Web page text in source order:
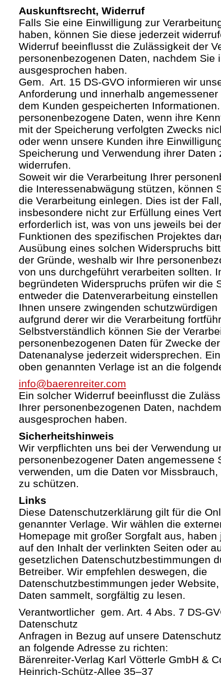
Auskunftsrecht, Widerruf
Falls Sie eine Einwilligung zur
haben, können Sie diese jederzeit
Widerruf beeinflusst die Zulässigkeit der
personenbezogenen Daten, nachdem Sie
ausgesprochen haben.
Gem. Art. 15 DS-GVO informieren wir
Anforderung und innerhalb
dem Kunden gespeicherten
personenbezogene Daten, wenn ihre
mit der Speicherung verfolgten Zwecks
oder wenn unsere Kunden ihre
Speicherung und Verwendung ihrer Daten
widerrufen.
Soweit wir die Verarbeitung Ihrer
die Interessenabwägung stützen, können
die Verarbeitung einlegen. Dies ist der
insbesondere nicht zur Erfüllung eines
erforderlich ist, was von uns jeweils bei
Funktionen des spezifischen Projektes
Ausübung eines solchen Widerspruchs
der Gründe, weshalb wir Ihre
von uns durchgeführt verarbeiten sollten.
begründeten Widerspruchs prüfen wir die
entweder die Datenverarbeitung
Ihnen unsere zwingenden
aufgrund derer wir die Verarbeitung
Selbstverständlich können Sie der
personenbezogenen Daten für Zwecke
Datenanalyse jederzeit widersprechen.
oben genannten Verlage ist an die
info@baerenreiter.com
Ein solcher Widerruf beeinflusst die
Ihrer personenbezogenen Daten,
ausgesprochen haben.
Sicherheitshinweis
Wir verpflichten uns bei der Verwendung
personenbezogener Daten angemessene
verwenden, um die Daten vor
zu schützen.
Links
Diese Datenschutzerklärung gilt für die
genannter Verlage. Wir wählen die
Homepage mit großer Sorgfalt aus,
auf den Inhalt der verlinkten Seiten oder
gesetzlichen Datenschutzbestimmungen
Betreiber. Wir empfehlen deswegen, die
Datenschutzbestimmungen jeder
Daten sammelt, sorgfältig zu lesen.
Verantwortlicher gem. Art. 4 Abs. 7 DS-
Datenschutz
Anfragen in Bezug auf unsere
an folgende Adresse zu richten:
Bärenreiter-Verlag Karl Vötterle GmbH &
Heinrich-Schütz-Allee 35–37